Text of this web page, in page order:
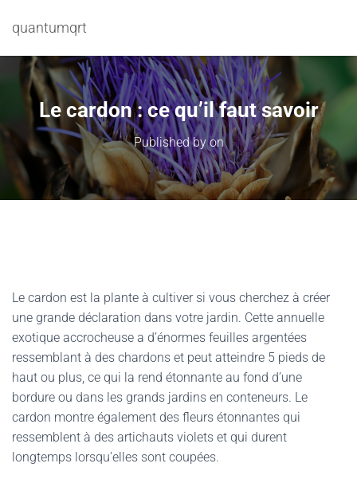
quantumqrt
Le cardon : ce qu’il faut savoir
Published byon
Le cardon est la plante à cultiver si vous cherchez à créer
une grande déclaration dans votre jardin. Cette annuelle
exotique accrocheuse a d’énormes feuilles argentées
ressemblant à des chardons et peut atteindre 5 pieds de
haut ou plus, ce qui la rend étonnante au fond d’une
bordure ou dans les grands jardins en conteneurs. Le
cardon montre également des fleurs étonnantes qui
ressemblent à des artichauts violets et qui durent
longtemps lorsqu’elles sont coupées.